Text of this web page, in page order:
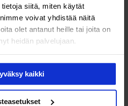
siitä, miten käytät
voivat yhdistää näitä
olet antanut heille tai joita on
heidän palvelujaan.
kaikki
ravitsemusterapiaan. Hän
ja koska liikuntaa oli
lisäksi ruokavalio
etten syönytkään niin
Olin lihomisen pelossa
ruokavaliosta myös kaikki